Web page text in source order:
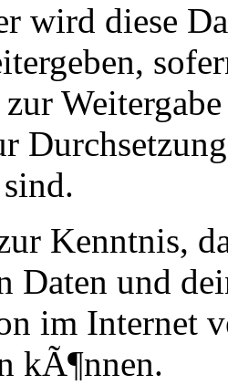
wird diese
Kenntnis,
Daten und
im Internet
kÃ¶nnen.